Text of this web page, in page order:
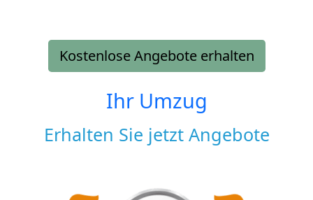
Kostenlose Angebote erhalten
Ihr Umzug
Erhalten Sie jetzt Angebote